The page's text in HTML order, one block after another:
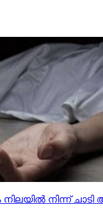
നിലയില്‍ നിന്ന്